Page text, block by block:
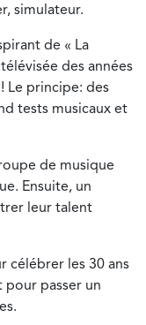
simulateur.
de « La
des années
Le principe: des
tests musicaux et
de musique
Ensuite, un
leur talent
célébrer les 30 ans
passer un